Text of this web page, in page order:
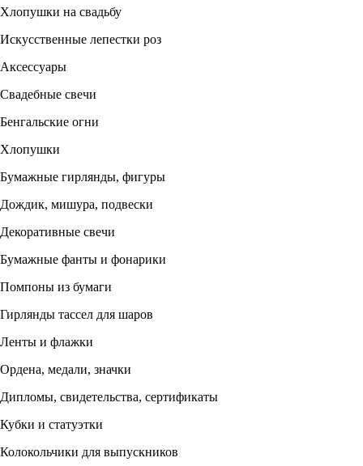
Хлопушки на свадьбу
Искусственные лепестки роз
Аксессуары
Свадебные свечи
Бенгальские огни
Хлопушки
Бумажные гирлянды, фигуры
Дождик, мишура, подвески
Декоративные свечи
Бумажные фанты и фонарики
Помпоны из бумаги
Гирлянды тассел для шаров
Ленты и флажки
Ордена, медали, значки
Дипломы, свидетельства, сертификаты
Кубки и статуэтки
Колокольчики для выпускников